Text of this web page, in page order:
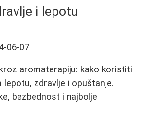
i lepotu
06-07
aromaterapiju: kako koristiti
lepotu, zdravlje i opuštanje.
bezbednost i najbolje